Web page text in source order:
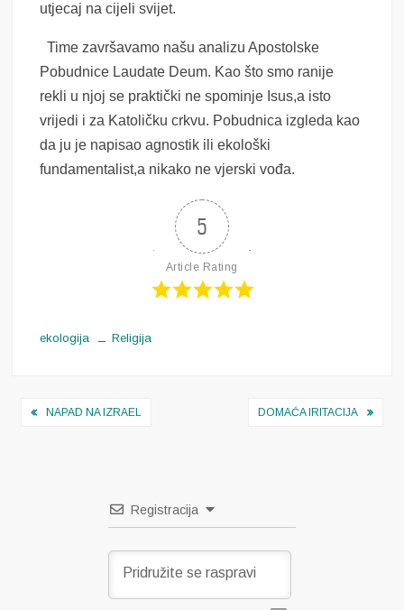
utjecaj na cijeli svijet.
Time završavamo našu analizu Apostolske
Pobudnice Laudate Deum. Kao što smo ranije
rekli u njoj se praktički ne spominje Isus,a isto
vrijedi i za Katoličku crkvu. Pobudnica izgleda kao
da ju je napisao agnostik ili ekološki
fundamentalist,a nikako ne vjerski vođa.
5
Article Rating
ekologija Religija
Navigacija
NAPAD NA IZRAEL DOMAĆA IRITACIJA
Registracija